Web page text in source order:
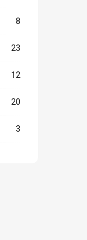
8
23
12
20
3